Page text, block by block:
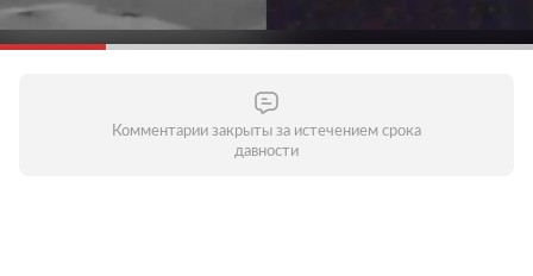
Комментарии закрыты за истечением срока
давности